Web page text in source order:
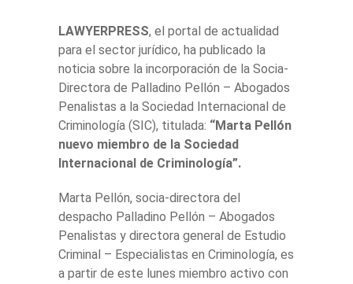
LAWYERPRESS, el portal de actualidad
para el sector jurídico, ha publicado la
noticia sobre la incorporación de la Socia-
Directora de Palladino Pellón – Abogados
Penalistas a la Sociedad Internacional de
Criminología (SIC), titulada: “Marta Pellón
nuevo miembro de la Sociedad
Internacional de Criminología”.
Marta Pellón, socia-directora del
despacho Palladino Pellón – Abogados
Penalistas y directora general de Estudio
Criminal – Especialistas en Criminología, es
a partir de este lunes miembro activo con